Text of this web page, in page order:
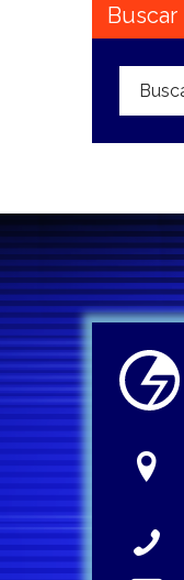
Buscar
Buscar: